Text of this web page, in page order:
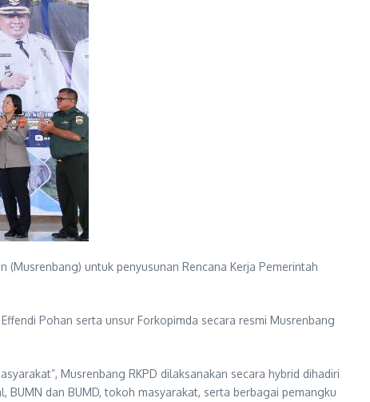
untuk penyusunan Rencana Kerja Pemerintah
Pohan serta unsur Forkopimda secara resmi Musrenbang
Musrenbang RKPD dilaksanakan secara hybrid dihadiri
dan BUMD, tokoh masyarakat, serta berbagai pemangku